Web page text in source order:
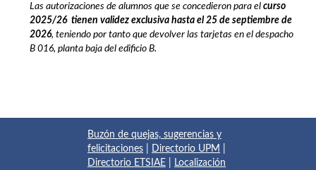
Las autorizaciones de alumnos que se concedieron para el curso
2025/26 tienen validez exclusiva hasta el 25 de septiembre de
2026, teniendo por tanto que devolver las tarjetas en el despacho
B 016, planta baja del edificio B.
Buzón de quejas, sugerencias y
felicitaciones
Directorio UPM
Directorio ETSIAE
Localización